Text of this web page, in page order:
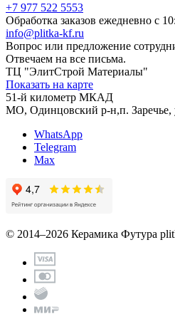
+7 977 522 5553
Обработка заказов ежедневно с
info@plitka-kf.ru
Вопрос или предложение
Отвечаем на все письма.
ТЦ "ЭлитСтрой Материалы"
Показать на карте
51-й километр МКАД
МО, Одинцовский р-н,п. Заречье,
WhatsApp
Telegram
Max
© 2014–2026 Керамика Футура